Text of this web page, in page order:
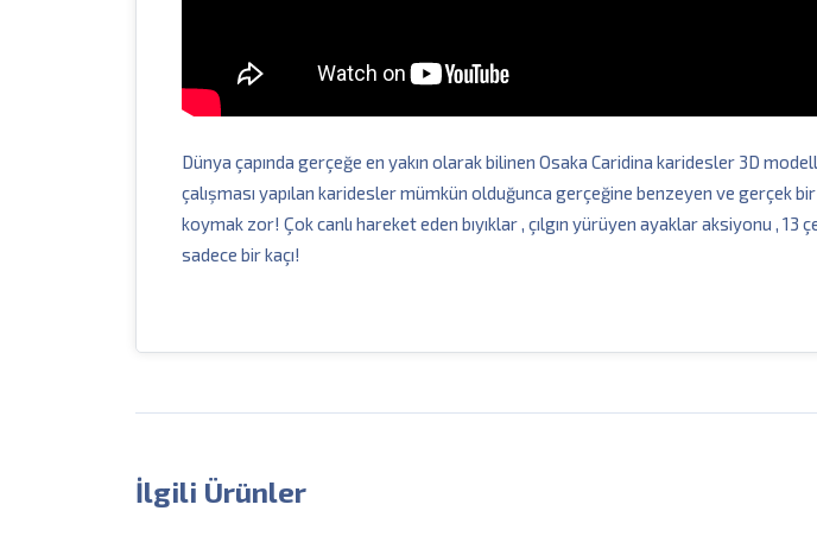
Dünya çapında gerçeğe en yakın olarak bilinen Osaka Caridina karidesler 3D
çalışması yapılan karidesler mümkün olduğunca gerçeğine benzeyen ve gerçek
koymak zor! Çok canlı hareket eden bıyıklar , çılgın yürüyen ayaklar aksiyonu ,
sadece bir kaçı!
İlgili Ürünler